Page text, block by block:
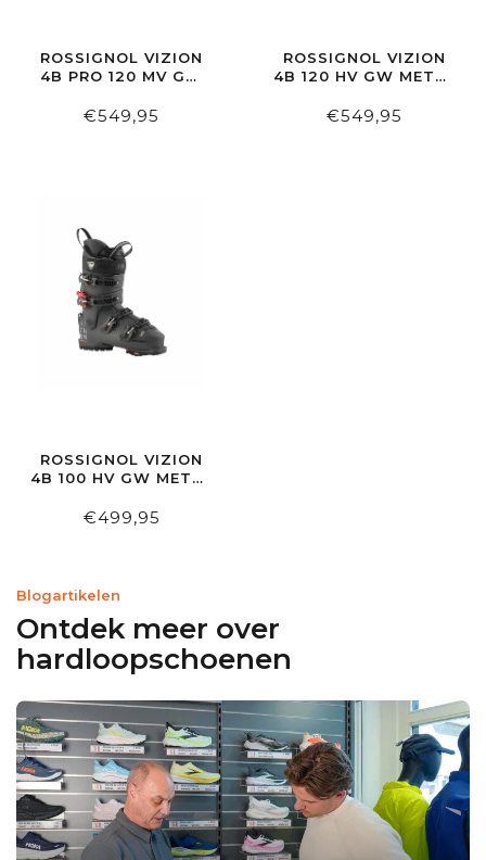
ROSSIGNOL VIZION
4B PRO 120 MV GW
€549,95
ROSSIGNOL VIZION
4B 120 HV GW METAL
€549,95
ROSSIGNOL VIZION
4B 100 HV GW METAL
€499,95
Blogartikelen
Ontdek meer over
hardloopschoenen